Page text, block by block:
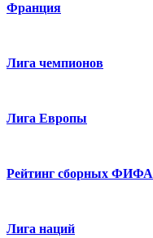
Франция
Лига чемпионов
Лига Европы
Рейтинг сборных ФИФА
Лига наций